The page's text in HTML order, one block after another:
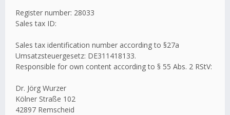
Register number: 28033
Sales tax ID:
Sales tax identification number according to §27a
Umsatzsteuergesetz: DE311418133.
Responsible for own content according to § 55 Abs. 2 RStV:
Dr. Jörg Wurzer
Kölner Straße 102
42897 Remscheid